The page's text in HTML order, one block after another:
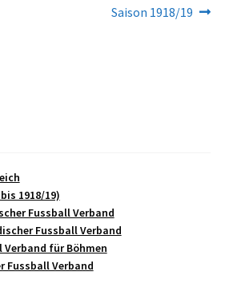
Nächster
Saison 1918/19
1918/19)
Fussball Verband
Fussball Verband
Verband für Böhmen
Fussball Verband